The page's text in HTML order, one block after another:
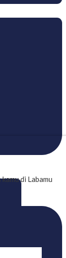
di Labamu